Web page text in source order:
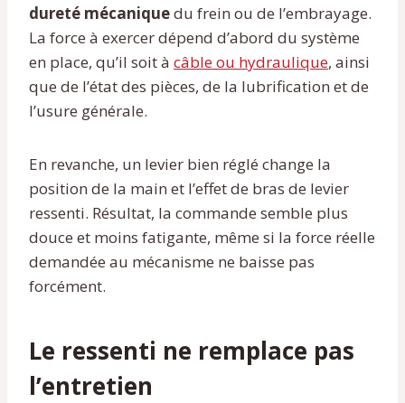
dureté mécaniquedu frein ou de l’embrayage.
La force à exercer dépend d’abord du système
en place, qu’il soit à câble ou hydraulique, ainsi
que de l’état des pièces, de la lubrification et de
l’usure générale.
En revanche, un levier bien réglé change la
position de la main et l’effet de bras de levier
ressenti. Résultat, la commande semble plus
douce et moins fatigante, même si la force réelle
demandée au mécanisme ne baisse pas
forcément.
Le ressenti ne remplace pas
l’entretien